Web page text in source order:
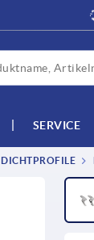
SERVICE
DICHTPROFILE